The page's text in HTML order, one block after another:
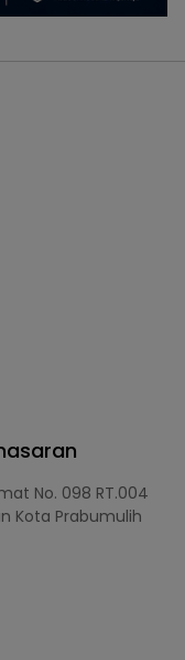
No. 098 RT.004
Kota Prabumulih